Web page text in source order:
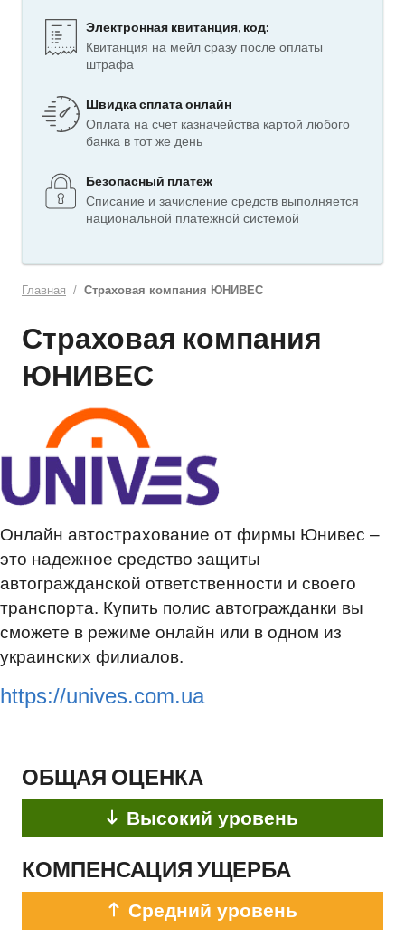
Электронная квитанция, код:
Квитанция на мейл сразу после оплаты
штрафа
Швидка сплата онлайн
Оплата на счет казначейства картой любого
банка в тот же день
Безопасный платеж
Списание и зачисление средств выполняется
национальной платежной системой
Главная Страховая компания ЮНИВЕС
Страховая компания
ЮНИВЕС
Онлайн автострахование от фирмы Юнивес –
это надежное средство защиты
автогражданской ответственности и своего
транспорта. Купить полис автогражданки вы
сможете в режиме онлайн или в одном из
украинских филиалов.
https://unives.com.ua
ОБЩАЯ ОЦЕНКА
Высокий уровень
КОМПЕНСАЦИЯ УЩЕРБА
Средний уровень